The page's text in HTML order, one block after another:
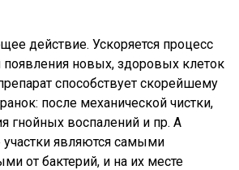
действие. Ускоряется процесс
появления новых, здоровых клеток
способствует скорейшему
после механической чистки,
гнойных воспалений и пр. А
участки являются самыми
от бактерий, и на их месте